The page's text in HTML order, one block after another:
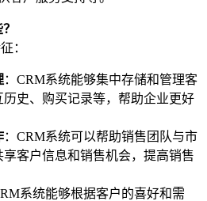
：
：CRM系统能够集中存储和管理客
历史、购买记录等，帮助企业更好
：CRM系统可以帮助销售团队与市
客户信息和销售机会，提高销售
系统能够根据客户的喜好和需